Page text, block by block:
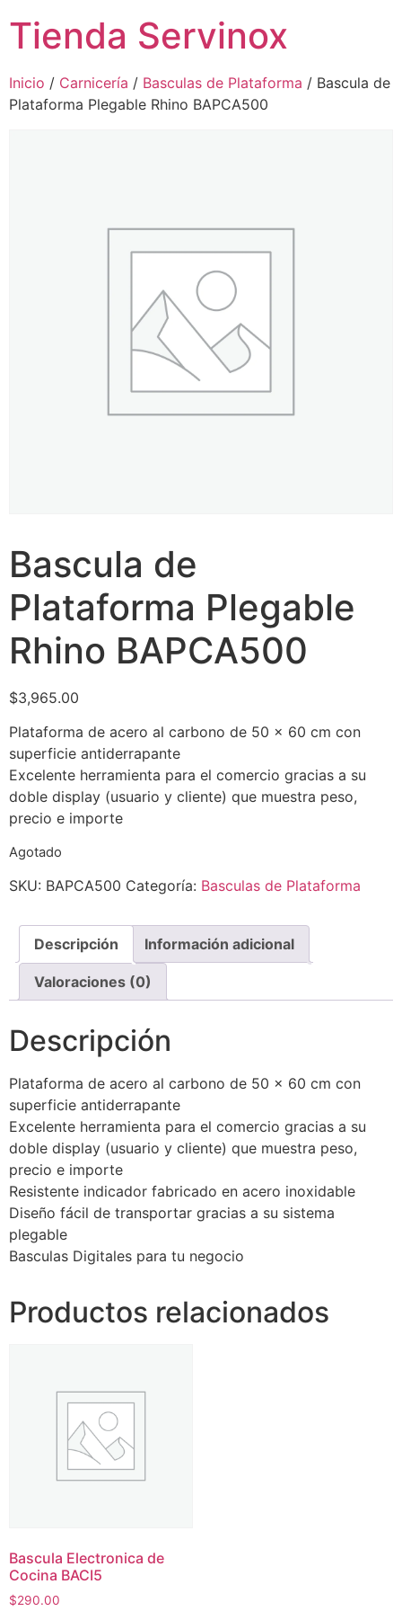
Tienda Servinox
Inicio / Carnicería / Basculas de Plataforma / Bascula de
Plataforma Plegable Rhino BAPCA500
Bascula de
Plataforma Plegable
Rhino BAPCA500
$3,965.00
Plataforma de acero al carbono de 50 x 60 cm con
superficie antiderrapante
Excelente herramienta para el comercio gracias a su
doble display (usuario y cliente) que muestra peso,
precio e importe
Agotado
SKU: BAPCA500 Categoría: Basculas de Plataforma
Descripción Información adicional
Valoraciones (0)
Descripción
Plataforma de acero al carbono de 50 x 60 cm con
superficie antiderrapante
Excelente herramienta para el comercio gracias a su
doble display (usuario y cliente) que muestra peso,
precio e importe
Resistente indicador fabricado en acero inoxidable
Diseño fácil de transportar gracias a su sistema
plegable
Basculas Digitales para tu negocio
Productos relacionados
Bascula Electronica de
Cocina BACI5
$290.00